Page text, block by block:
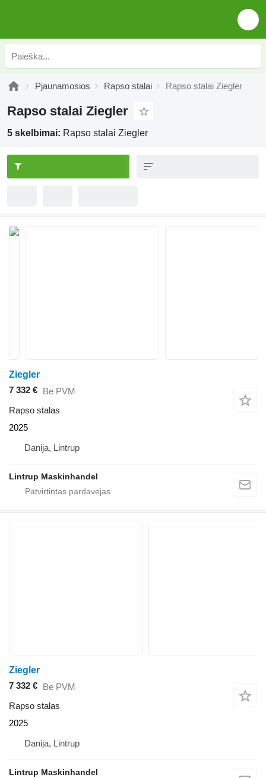
Pjaunamosios Rapso stalai Rapso stalai Ziegler
Rapso stalai Ziegler
5 skelbimai: Rapso stalai Ziegler
Ziegler
7 332 € Be PVM
Rapso stalas
2025
Danija, Lintrup
Lintrup Maskinhandel
Ziegler
7 332 € Be PVM
Rapso stalas
2025
Danija, Lintrup
Lintrup Maskinhandel